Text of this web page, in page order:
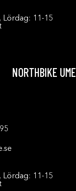
Lördag: 11-15
NORTHBIKE
Lördag: 11-15